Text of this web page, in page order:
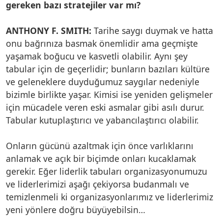
gereken bazı stratejiler var mı?
ANTHONY F. SMITH: Tarihe saygı duymak ve hatta
onu bağrınıza basmak önemlidir ama geçmişte
yaşamak boğucu ve kasvetli olabilir. Aynı şey
tabular için de geçerlidir; bunların bazıları kültüre
ve geleneklere duyduğumuz saygılar nedeniyle
bizimle birlikte yaşar. Kimisi ise yeniden gelişmeler
için mücadele veren eski asmalar gibi asılı durur.
Tabular kutuplaştırıcı ve yabancılaştırıcı olabilir.
Onların gücünü azaltmak için önce varlıklarını
anlamak ve açık bir biçimde onları kucaklamak
gerekir. Eğer liderlik tabuları organizasyonumuzu
ve liderlerimizi aşağı çekiyorsa budanmalı ve
temizlenmeli ki organizasyonlarımız ve liderlerimiz
yeni yönlere doğru büyüyebilsin…